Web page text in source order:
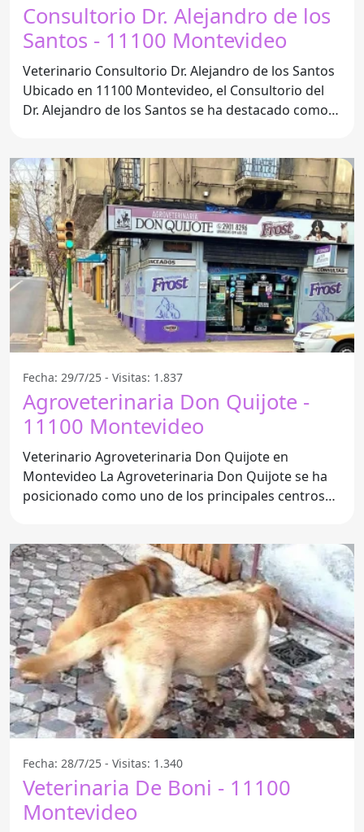
Consultorio Dr. Alejandro de los
Santos - 11100 Montevideo
Veterinario Consultorio Dr. Alejandro de los Santos
Ubicado en 11100 Montevideo, el Consultorio del
Dr. Alejandro de los Santos se ha destacado como
Fecha: 29/7/25 - Visitas: 1.837
Agroveterinaria Don Quijote -
11100 Montevideo
Veterinario Agroveterinaria Don Quijote en
Montevideo La Agroveterinaria Don Quijote se ha
posicionado como uno de los principales centros
Fecha: 28/7/25 - Visitas: 1.340
Veterinaria De Boni - 11100
Montevideo